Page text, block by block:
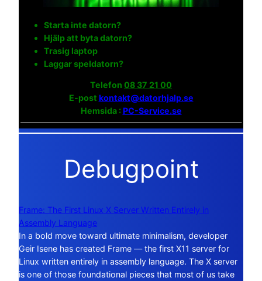
Starta inte datorn?
Hjälp att byta datorn?
Trasig laptop
Laggar speldatorn?
Telefon 08 37 21 00
E-post kontakt@datorhjalp.se
Hemsida : PC-Service.se
Debugpoint
Frame: The First Linux X Server Written Entirely in
Assembly Language
In a bold move toward ultimate minimalism, developer
Geir Isene has created Frame — the first X11 server for
Linux written entirely in assembly language. The X server
is one of those foundational pieces that most of us take